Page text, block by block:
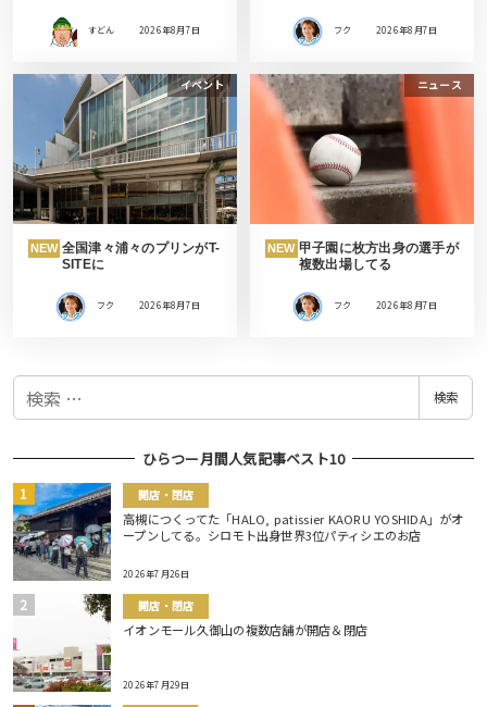
すどん 2026年8月7日 フク 2026年8月7日
イベント
NEW 全国津々浦々のプリンがT-
SITEに
フク 2026年8月7日
ニュース
NEW 甲子園に枚方出身の選手が
複数出場してる
フク 2026年8月7日
検
検索
ひらつー月間人気記事ベスト10
開店・閉店
高槻につくってた「HALO, patissier KAORU YOSHIDA」がオ
ープンしてる。シロモト出身世界3位パティシエのお店
2026年7月26日
開店・閉店
イオンモール久御山の複数店舗が開店＆閉店
2026年7月29日